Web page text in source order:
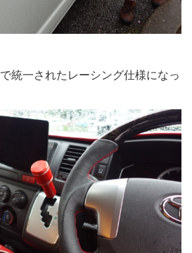
統一されたレーシング仕様になっ